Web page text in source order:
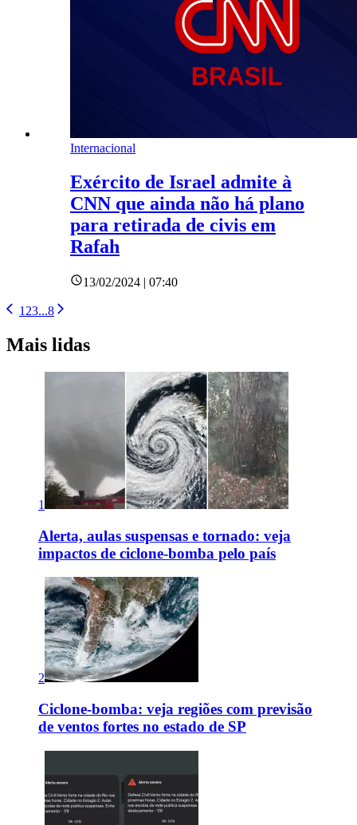
Internacional
Exército de Israel admite à
CNN que ainda não há plano
para retirada de civis em
Rafah
13/02/2024 | 07:40
1 23...8
Mais lidas
1
Alerta, aulas suspensas e tornado: veja
impactos de ciclone-bomba pelo país
2
Ciclone-bomba: veja regiões com previsão
de ventos fortes no estado de SP